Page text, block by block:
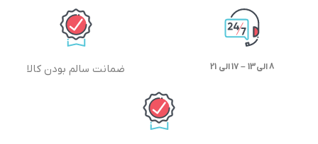
8 الی13 – 17 الی 21 ضمانت سالم بودن کالا